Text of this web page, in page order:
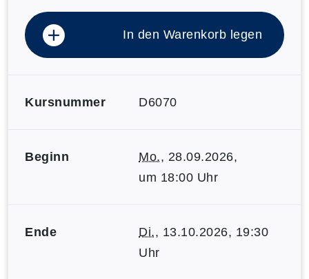
In den Warenkorb legen
Kursnummer D6070
Beginn Mo., 28.09.2026,
um 18:00 Uhr
Ende Di., 13.10.2026, 19:30
Uhr